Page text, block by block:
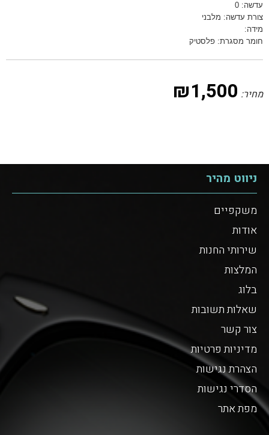
עדשה: 0
צורת עדשה: מלבני
מידה:
חומר מסגרת: פלסטיק
מחיר: ₪1,500
ניווט מהיר
משקפיים
אודות
שירותי החנות
המלצות
בלוג
שאלות תשובות
צור קשר
מדיניות פרטיות
הצהרת נגישות
הסדרי נגישות
מפת אתר